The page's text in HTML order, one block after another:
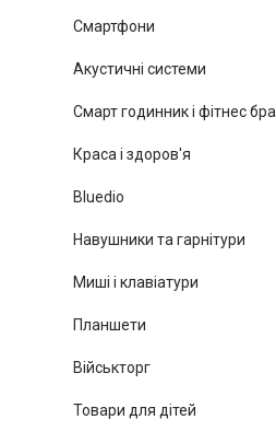
Смартфони
Акустичні системи
Смарт годинник і фітнес
Краса і здоров'я
Bluedio
Навушники та гарнітури
Миші і клавіатури
Планшети
Військторг
Товари для дітей